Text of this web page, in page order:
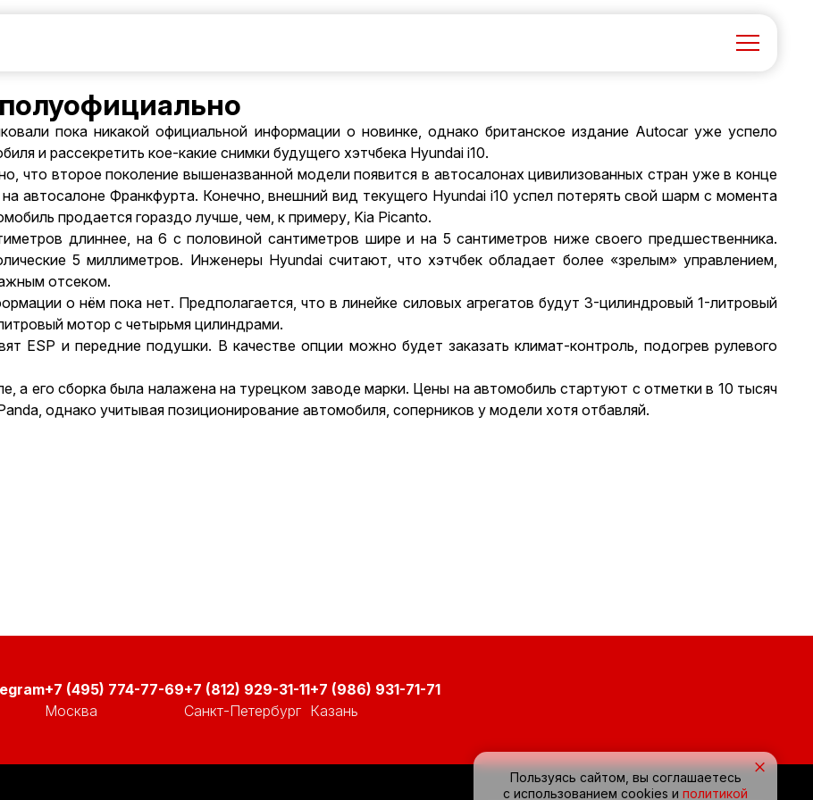
пока никакой официальной информации о новинке, однако британское издание Autocar уже успело
и рассекретить кое-какие снимки будущего хэтчбека Hyundai i10.
, что второе поколение вышеназванной модели появится в автосалонах цивилизованных стран уже в конце
автосалоне Франкфурта. Конечно, внешний вид текущего Hyundai i10 успел потерять свой шарм с момента
продается гораздо лучше, чем, к примеру, Kia Picanto.
длиннее, на 6 с половиной сантиметров шире и на 5 сантиметров ниже своего предшественника.
5 миллиметров. Инженеры Hyundai считают, что хэтчбек обладает более «зрелым» управлением,
отсеком.
о нём пока нет. Предполагается, что в линейке силовых агрегатов будут 3-цилиндровый 1-литровый
мотор с четырьмя цилиндрами.
ESP и передние подушки. В качестве опции можно будет заказать климат-контроль, подогрев рулевого
а его сборка была налажена на турецком заводе марки. Цены на автомобиль стартуют с отметки в 10 тысяч
однако учитывая позиционирование автомобиля, соперников у модели хотя отбавляй.
+7 (495) 774-77-69
Москва
+7 (812) 929-31-11
Санкт-Петербург
+7 (986) 931-71-71
Казань
×
Пользуясь сайтом, вы соглашаетесь
с использованием cookies и политикой